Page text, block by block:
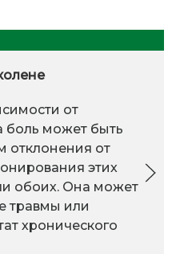
от
боль может быть
отклонения от
этих
обоих. Она может
травмы или
хронического